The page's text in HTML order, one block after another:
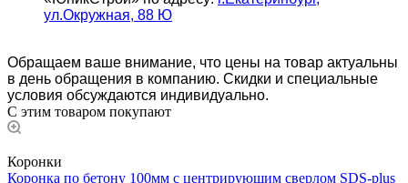
ул.Окружная, 88 Ю
Обращаем ваше внимание, что цены на товар актуальны
в день обращения в компанию. Скидки и специальные
условия обсуждаются индивидуально.
С этим товаром покупают
Коронки
Коронка по бетону 100мм с центрирующим сверлом SDS-рlus